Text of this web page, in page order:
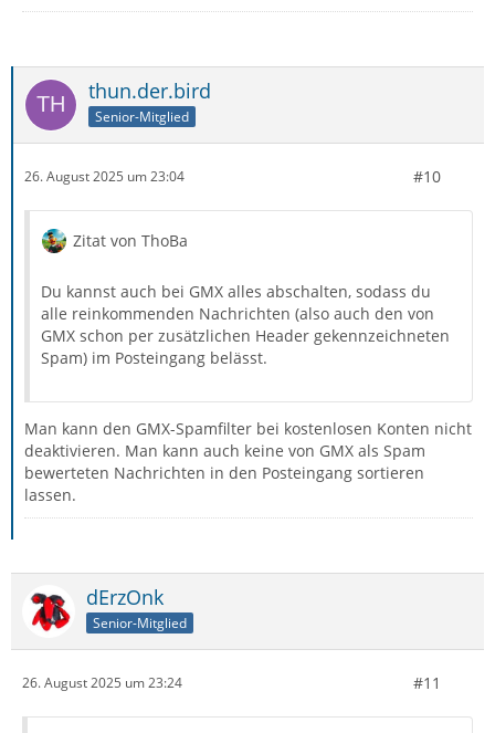
thun.der.bird
Senior-Mitglied
26. August 2025 um 23:04 #10
Zitat von ThoBa
Du kannst auch bei GMX alles abschalten, sodass du
alle reinkommenden Nachrichten (also auch den von
GMX schon per zusätzlichen Header gekennzeichneten
Spam) im Posteingang belässt.
Man kann den GMX-Spamfilter bei kostenlosen Konten nicht
deaktivieren. Man kann auch keine von GMX als Spam
bewerteten Nachrichten in den Posteingang sortieren
lassen.
dErzOnk
Senior-Mitglied
26. August 2025 um 23:24 #11